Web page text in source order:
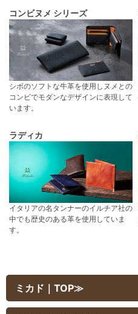
コンビヌメ シリーズ
シボのソフトな牛革を使用しヌメとの
コンビでモダンなデザインに表現して
います。
ラディカ
イタリアの名タンナーのイルチア社の
中でも歴史のある革を使用していま
す。
ミカド｜TOP≫